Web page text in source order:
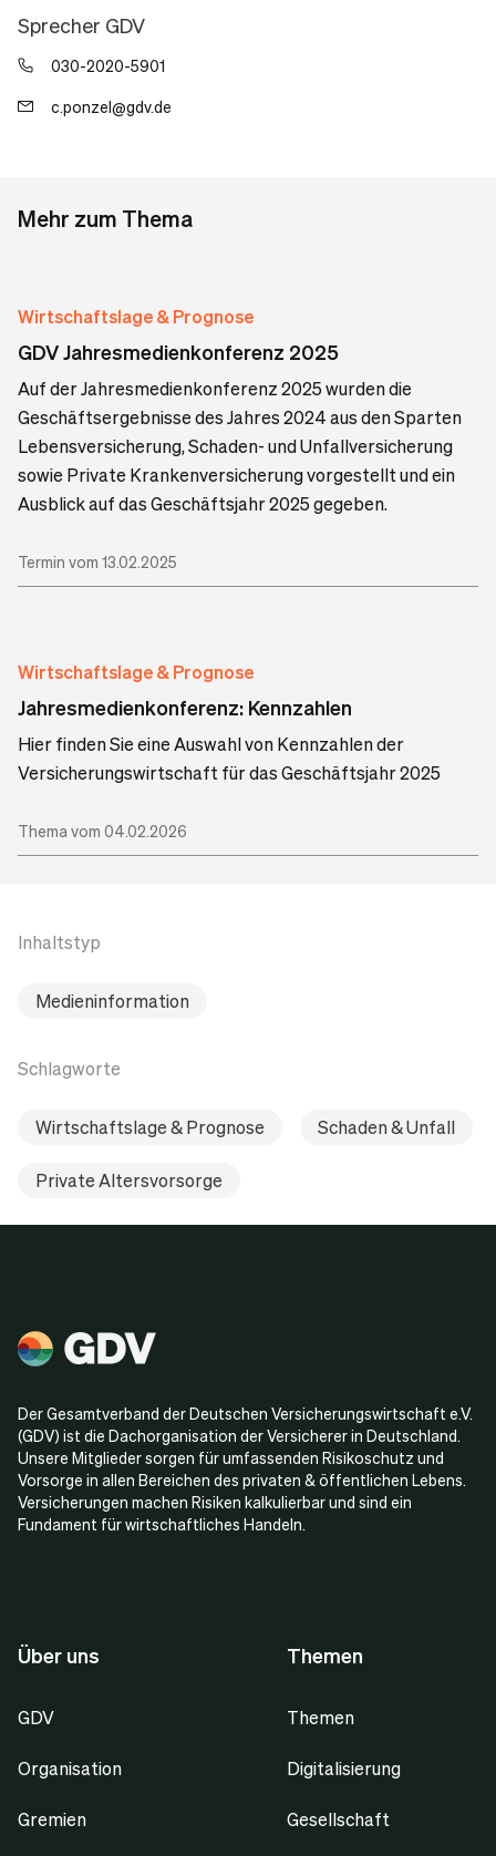
Sprecher GDV
030-2020-5901
c.ponzel@gdv.de
Mehr zum Thema
Wirtschaftslage & Prognose
GDV Jahresmedienkonferenz 2025
Auf der Jahresmedienkonferenz 2025 wurden die
Geschäftsergebnisse des Jahres 2024 aus den Sparten
Lebensversicherung, Schaden- und Unfallversicherung
sowie Private Krankenversicherung vorgestellt und ein
Ausblick auf das Geschäftsjahr 2025 gegeben.
Termin vom 13.02.2025
Wirtschaftslage & Prognose
Jahresmedienkonferenz: Kennzahlen
Hier finden Sie eine Auswahl von Kennzahlen der
Versicherungswirtschaft für das Geschäftsjahr 2025
Thema vom 04.02.2026
Inhaltstyp
Medieninformation
Schlagworte
Wirtschaftslage & Prognose Schaden & Unfall
Private Altersvorsorge
Der Gesamtverband der Deutschen Versicherungswirtschaft e.V.
(GDV) ist die Dachorganisation der Versicherer in Deutschland.
Unsere Mitglieder sorgen für umfassenden Risikoschutz und
Vorsorge in allen Bereichen des privaten & öffentlichen Lebens.
Versicherungen machen Risiken kalkulierbar und sind ein
Fundament für wirtschaftliches Handeln.
Über uns
GDV
Organisation
Gremien
Themen
Themen
Digitalisierung
Gesellschaft